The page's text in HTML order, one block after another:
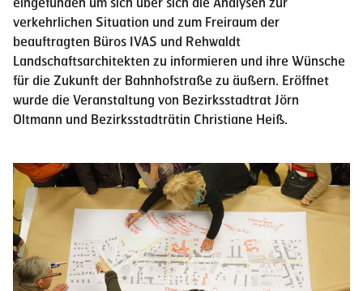
verkehrlichen Situation und zum Freiraum der
beauftragten Büros IVAS und Rehwaldt
Landschaftsarchitekten zu informieren und ihre Wünsche
für die Zukunft der Bahnhofstraße zu äußern. Eröffnet
wurde die Veranstaltung von Bezirksstadtrat Jörn
Oltmann und Bezirksstadträtin Christiane Heiß.